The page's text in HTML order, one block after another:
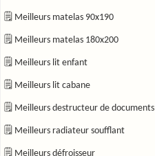
🗒 Meilleurs matelas 90x190
🗒 Meilleurs matelas 180x200
🗒 Meilleurs lit enfant
🗒 Meilleurs lit cabane
🗒 Meilleurs destructeur de documents
🗒 Meilleurs radiateur soufflant
🗒 Meilleurs défroisseur